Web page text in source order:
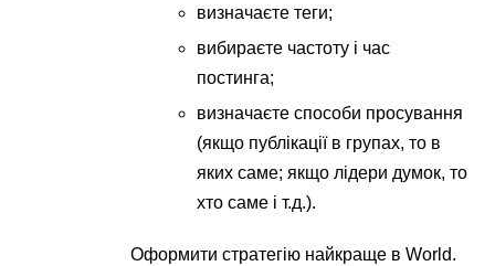
визначаєте теги;
вибираєте частоту і час
постинга;
визначаєте способи просування
(якщо публікації в групах, то в
яких саме; якщо лідери думок, то
хто саме і т.д.).
Оформити стратегію найкраще в World.